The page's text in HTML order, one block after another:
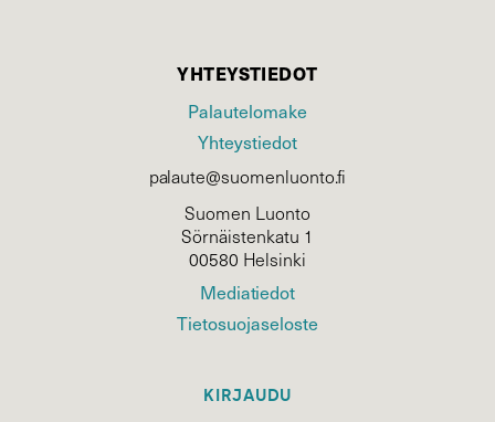
YHTEYSTIEDOT
Palautelomake
Yhteystiedot
palaute@suomenluonto.fi
Suomen Luonto
Sörnäistenkatu 1
00580 Helsinki
Mediatiedot
Tietosuojaseloste
KIRJAUDU